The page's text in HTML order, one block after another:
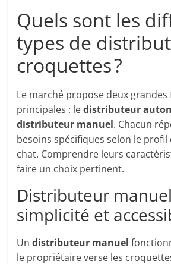
Quels sont les
types de
croquettes ?
Le marché propose deux grandes
principales : ledistributeur
distributeur manuel. Chacun
besoins spécifiques selon le
chat. Comprendre leurs
faire un choix pertinent.
Distributeur
simplicité et
Undistributeur manuel
le propriétaire verse les